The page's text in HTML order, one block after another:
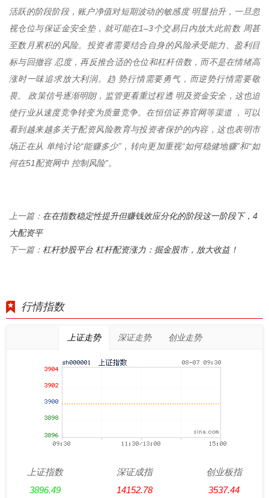
活跃的阶段阶段，账户净值对短期波动的敏感度 明显抬升，一旦忽
视仓位与保证金安全垫，就可能在1–3个交易日内放大此前数 周甚
至数月累积的风险。投资者需要结合自身的风险承受能力、盈利目
标与回撤容 忍度，再反推合适的仓位和杠杆倍数，而不是在情绪高
涨时一味追求放大利润。趋 势行情需要勇气，而逆势行情需要敬
畏。 政策信号逐渐明朗，监管更看重过程透 明及资金安全，这也迫
使行业从速度竞争转变为质量竞争。在恒信证券官网等渠道 ，可以
看到越来越多关于配资风险教育与投资者保护的内容，这也表明市
场正在从 单纯讨论“能赚多少”，转向更加重视“如何稳健地赚”和“如
何在51配资网中 控制风险”。
上一篇： 在在指数稳定性提升但赚钱效应分化的阶段这一阶段下，4
大配资平
下一篇： 杠杆炒股平台 杠杆配资涨力：掘金股市，放大收益！
行情指数
上证走势 深证走势 创业走势
上证指数
3896.49
深证成指
14152.78
创业板指
3537.44